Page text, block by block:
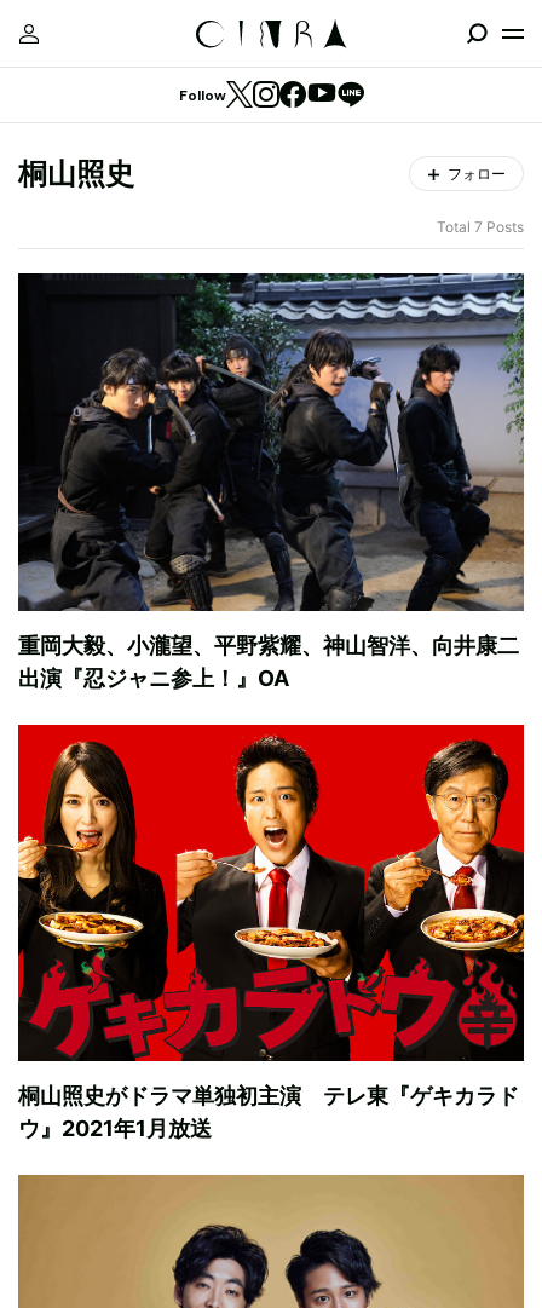
Follow
桐山照史 フォロー
Total 7 Posts
重岡大毅、小瀧望、平野紫耀、神山智洋、向井康二
出演『忍ジャニ参上！』OA
桐山照史がドラマ単独初主演 テレ東『ゲキカラド
ウ』2021年1月放送